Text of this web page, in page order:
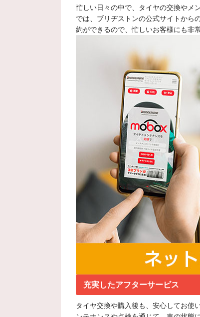
忙しい日々の中で、タイヤの交換やメ
では、ブリヂストンの公式サイトから
約ができるので、忙しいお客様にも非
充実したアフターサービス
タイヤ交換や購入後も、安心してお使